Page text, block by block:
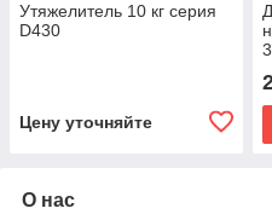
Утяжелитель 10 кг серия
D430
Цену уточняйте
О нас